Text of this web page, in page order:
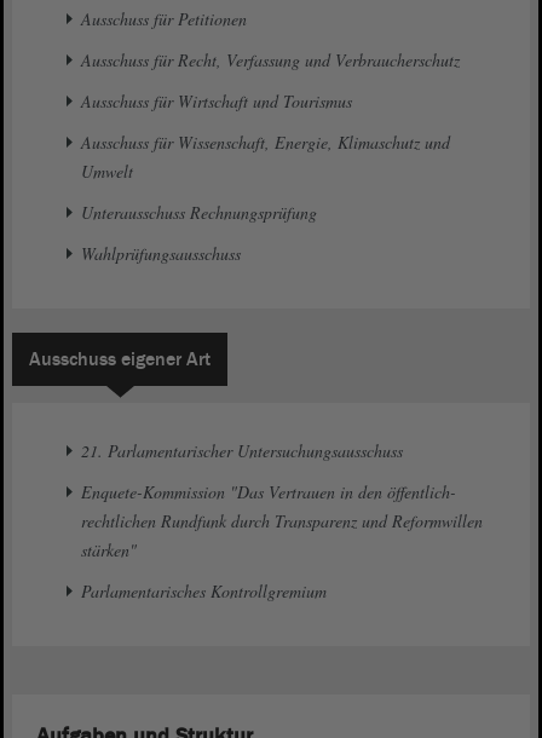
Ausschuss für Petitionen
Ausschuss für Recht, Verfassung und Verbraucherschutz
Ausschuss für Wirtschaft und Tourismus
Ausschuss für Wissenschaft, Energie, Klimaschutz und
Umwelt
Unterausschuss Rechnungsprüfung
Wahlprüfungsausschuss
Ausschuss eigener Art
21. Parlamentarischer Untersuchungsausschuss
Enquete-Kommission "Das Vertrauen in den öffentlich-
rechtlichen Rundfunk durch Transparenz und Reformwillen
stärken"
Parlamentarisches Kontrollgremium